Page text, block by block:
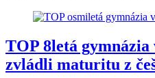
TOP 8letá
zvládli maturitu z